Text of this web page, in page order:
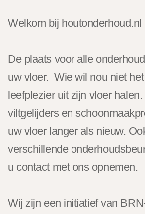
Welkom bij houtonderhoud.nl
De plaats voor alle
uw vloer. Wie wil nou niet
leefplezier uit zijn vloer
viltgelijders en
uw vloer langer als nieuw.
verschillende
u contact met ons opnemen.
Wij zijn een initiatief van